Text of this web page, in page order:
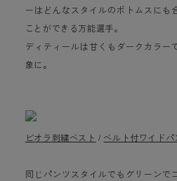
ーはどんなスタイルのボトムスにも
ことができる万能選手。
ディティールは甘くもダークカラー
象に。
ビオラ刺繍ベスト / ベルト付ワイドパ
同じパンツスタイルでもグリーンで